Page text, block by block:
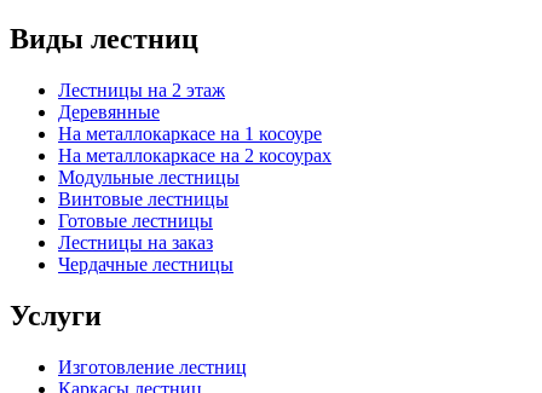
Виды лестниц
Лестницы на 2 этаж
Деревянные
На металлокаркасе на 1 косоуре
На металлокаркасе на 2 косоурах
Модульные лестницы
Винтовые лестницы
Готовые лестницы
Лестницы на заказ
Чердачные лестницы
Услуги
Изготовление лестниц
Каркасы лестниц